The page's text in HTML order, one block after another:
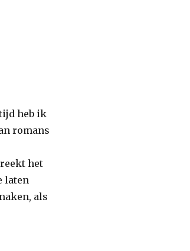
heb ik
romans
het
laten
als